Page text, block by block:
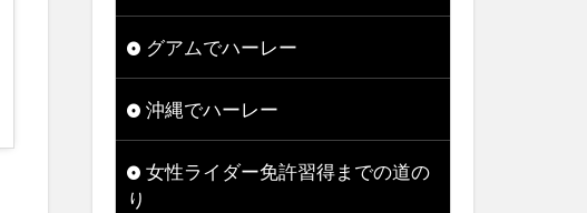
グアムでハーレー
沖縄でハーレー
女性ライダー免許習得までの道の
り